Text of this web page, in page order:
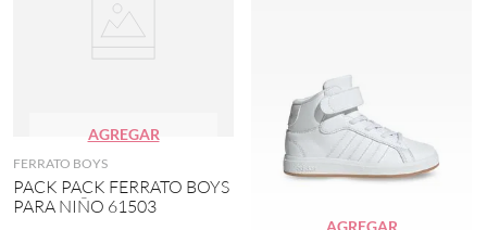
AGREGAR
FERRATO BOYS
PACK PACK FERRATO BOYS
PARA NIÑO 61503
AGREGAR